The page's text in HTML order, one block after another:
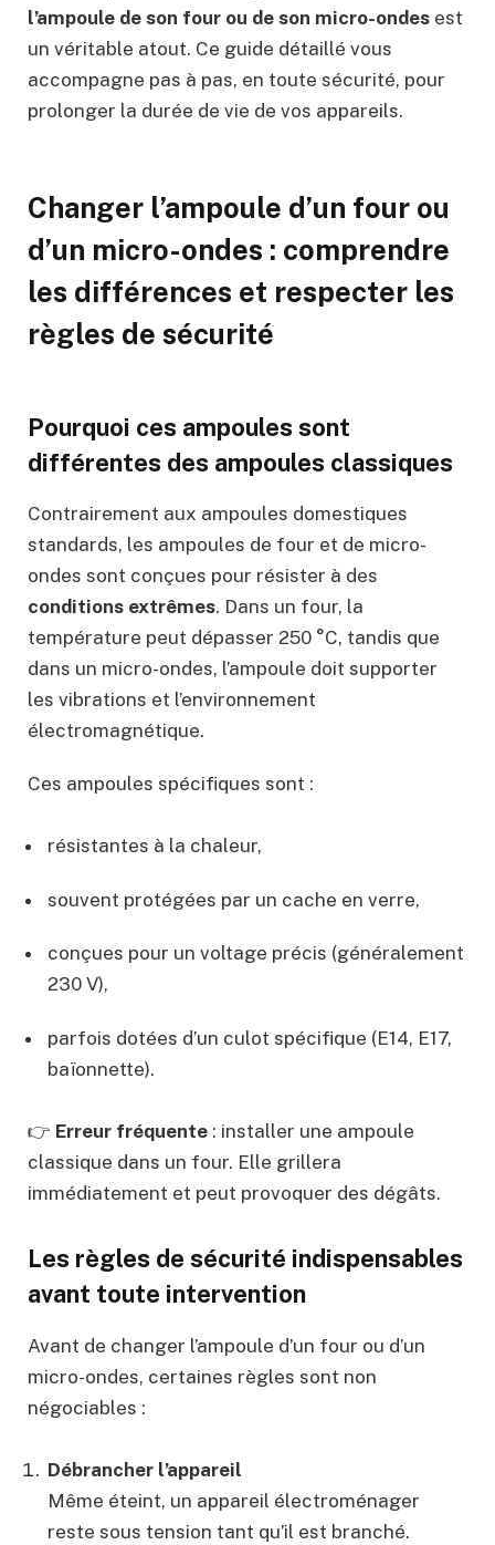
l’ampoule de son four ou de son micro-ondes est
un véritable atout. Ce guide détaillé vous
accompagne pas à pas, en toute sécurité, pour
prolonger la durée de vie de vos appareils.
Changer l’ampoule d’un four ou
d’un micro-ondes : comprendre
les différences et respecter les
règles de sécurité
Pourquoi ces ampoules sont
différentes des ampoules classiques
Contrairement aux ampoules domestiques
standards, les ampoules de four et de micro-
ondes sont conçues pour résister à des
conditions extrêmes. Dans un four, la
température peut dépasser 250 °C, tandis que
dans un micro-ondes, l’ampoule doit supporter
les vibrations et l’environnement
électromagnétique.
Ces ampoules spécifiques sont :
résistantes à la chaleur,
souvent protégées par un cache en verre,
conçues pour un voltage précis (généralement
230 V),
parfois dotées d’un culot spécifique (E14, E17,
baïonnette).
👉 Erreur fréquente : installer une ampoule
classique dans un four. Elle grillera
immédiatement et peut provoquer des dégâts.
Les règles de sécurité indispensables
avant toute intervention
Avant de changer l’ampoule d’un four ou d’un
micro-ondes, certaines règles sont non
négociables :
Débrancher l’appareil
Même éteint, un appareil électroménager
reste sous tension tant qu’il est branché.